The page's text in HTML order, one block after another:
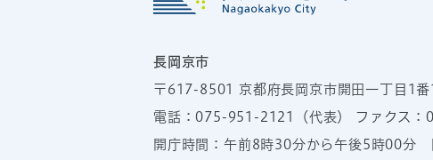
長岡京市
〒617-8501 京都府長岡京市開田一丁目1
電話：075-951-2121 （代表） ファクス：
開庁時間：午前8時30分から午後5時00分